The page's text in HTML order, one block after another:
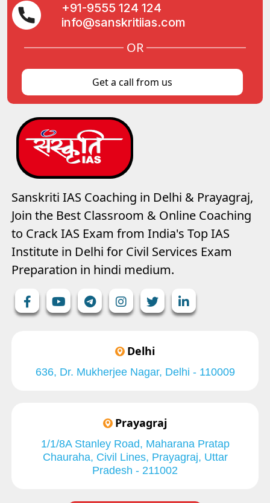
+91-9555 124 124
info@sanskritiias.com
OR
Get a call from us
Sanskriti IAS Coaching in Delhi & Prayagraj,
Join the Best Classroom & Online Coaching
to Crack IAS Exam from India's Top IAS
Institute in Delhi for Civil Services Exam
Preparation in hindi medium.
Delhi
636, Dr. Mukherjee Nagar, Delhi - 110009
Prayagraj
1/1/8A Stanley Road, Maharana Pratap
Chauraha, Civil Lines, Prayagraj, Uttar
Pradesh - 211002